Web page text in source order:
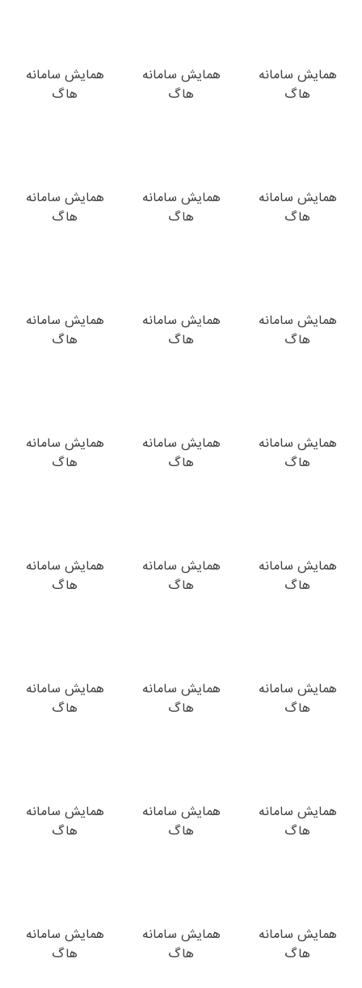
همایش سامانه
هاگ
همایش سامانه
هاگ
همایش سامانه
هاگ
همایش سامانه
هاگ
همایش سامانه
هاگ
همایش سامانه
هاگ
همایش سامانه
هاگ
همایش سامانه
هاگ
همایش سامانه
هاگ
همایش سامانه
هاگ
همایش سامانه
هاگ
همایش سامانه
هاگ
همایش سامانه
هاگ
همایش سامانه
هاگ
همایش سامانه
هاگ
همایش سامانه
هاگ
همایش سامانه
هاگ
همایش سامانه
هاگ
همایش سامانه
هاگ
همایش سامانه
هاگ
همایش سامانه
هاگ
همایش سامانه
هاگ
همایش سامانه
هاگ
همایش سامانه
هاگ